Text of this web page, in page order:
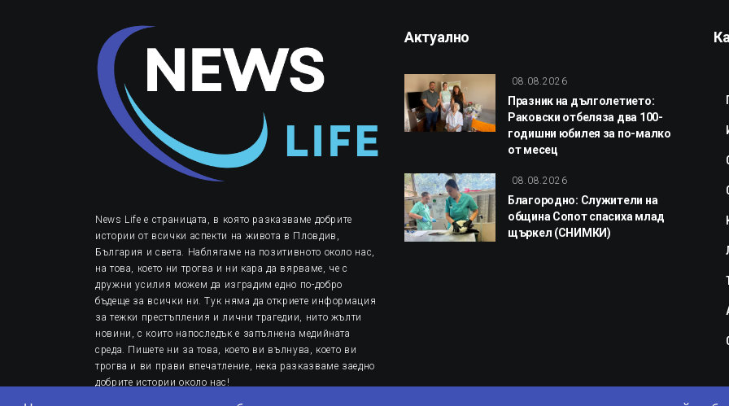
News Life е страницата, в която разказваме добрите
истории от всички аспекти на живота в Пловдив,
България и света. Наблягаме на позитивното около нас,
на това, което ни трогва и ни кара да вярваме, че с
дружни усилия можем да изградим едно по-добро
бъдеще за всички ни. Тук няма да откриете информация
за тежки престъпления и лични трагедии, нито жълти
новини, с които напоследък е запълнена медийната
среда. Пишете ни за това, което ви вълнува, което ви
трогва и ви прави впечатление, нека разказваме заедно
добрите истории около нас!
Актуално
08.08.2026
Празник на дълголетието:
Раковски отбеляза два 100-
годишни юбилея за по-малко
от месец
08.08.2026
Благородно: Служители на
община Сопот спасиха млад
щъркел (СНИМКИ)